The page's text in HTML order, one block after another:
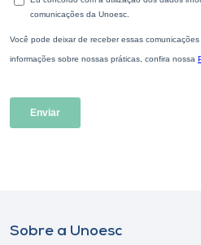
Sobre a Unoesc